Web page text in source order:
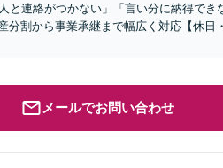
と連絡がつかない」「言い分に納得でき
分割から事業承継まで幅広く対応【休日
メールでお問い合わせ